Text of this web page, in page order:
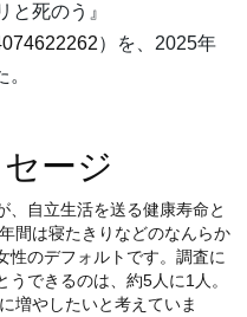
死のう』
）を、2025年
ージ
、自立生活を送る健康寿命と
間は寝たきりなどのなんらか
性のデフォルトです。調査に
できるのは、約5人に1人。
増やしたいと考えていま